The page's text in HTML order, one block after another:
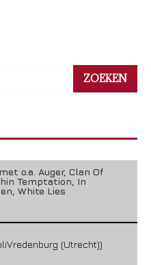
ZOEKEN
o.a. Auger, Clan Of
Temptation, In
White Lies
(Utrecht))